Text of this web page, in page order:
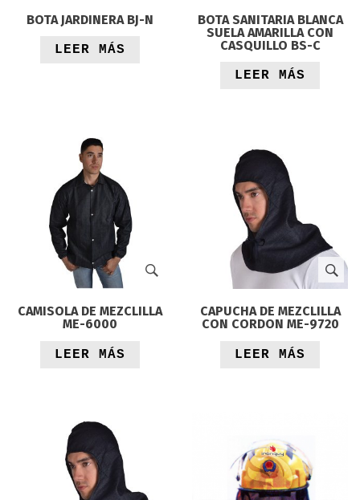
BOTA JARDINERA BJ-N
LEER MÁS
BOTA SANITARIA BLANCA
SUELA AMARILLA CON
CASQUILLO BS-C
LEER MÁS
CAMISOLA DE MEZCLILLA
ME-6000
LEER MÁS
CAPUCHA DE MEZCLILLA
CON CORDON ME-9720
LEER MÁS